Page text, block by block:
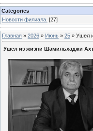
Categories
Новости филиала. [27]
Главная » 2026 » Июнь » 25 » Ушел
Ушел из жизни Шамильхаджи